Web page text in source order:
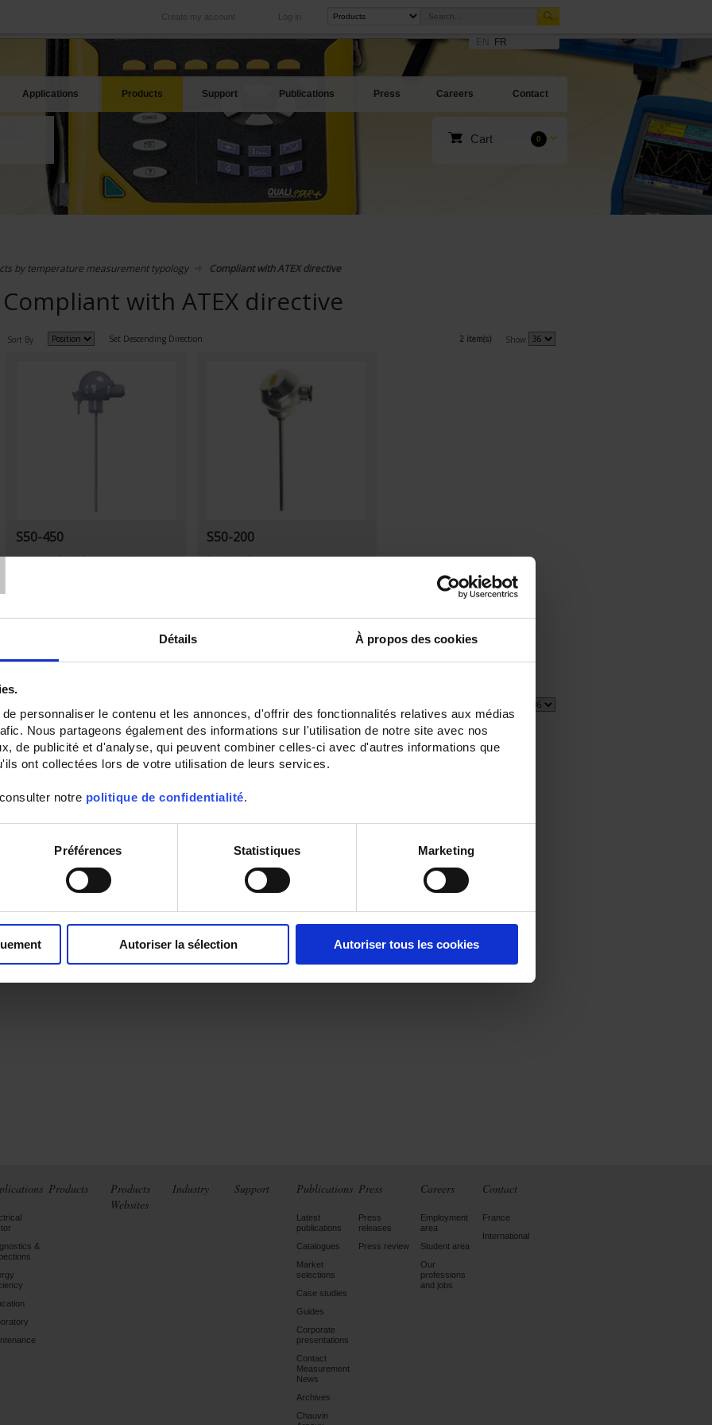
Détails À propos des cookies
personnaliser le contenu et les annonces, d'offrir des fonctionnalités relatives aux médias
Nous partageons également des informations sur l'utilisation de notre site avec nos
de publicité et d'analyse, qui peuvent combiner celles-ci avec d'autres informations que
ont collectées lors de votre utilisation de leurs services.
notre politique de confidentialité.
Préférences Statistiques Marketing
Autoriser la sélection Autoriser tous les cookies
Log in
Create my account
International
Our subsidiaries abroad
Our best offers
FR
Applications Products Support Publications Press Careers Contact
Cart 0
by temperature measurement typology Compliant with ATEX directive
Compliant with ATEX directive
Sort By Set Descending Direction 2 item(s) Show
S50-450
Standard Pt100Ω sensor, class A
S50-200
Standard Pt100Ω sensor - output via
&
Products
Products
Websites
Industry Support Publications
Latest
publications
Catalogues
Market
selections
Case studies
Guides
Corporate
presentations
Contact
Measurement
News
Archives
Chauvin
Press
Press
releases
Press review
Careers
Employment
area
Student area
Our
professions
and jobs
Contact
France
International